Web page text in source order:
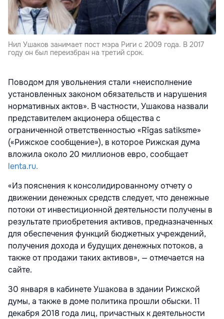
Нил Ушаков занимает пост мэра Риги с 2009 года. В 2017
году он был переизбран на третий срок.
Поводом для увольнения стали «неисполнение
установленных законом обязательств и нарушения
нормативных актов». В частности, Ушакова назвали
представителем акционера общества с
ограниченной ответственностью «Rīgas satiksme»
(«Рижское сообщение»), в которое Рижская дума
вложила около 20 миллионов евро, сообщает
lenta.ru.
«Из пояснения к консолидированному отчету о
движении денежных средств следует, что денежные
потоки от инвестиционной деятельности получены в
результате приобретения активов, предназначенных
для обеспечения функций бюджетных учреждений,
получения дохода и будущих денежных потоков, а
также от продажи таких активов», — отмечается на
сайте.
30 января в кабинете Ушакова в здании Рижской
думы, а также в доме политика прошли обыски. 11
декабря 2018 года лиц, причастных к деятельности